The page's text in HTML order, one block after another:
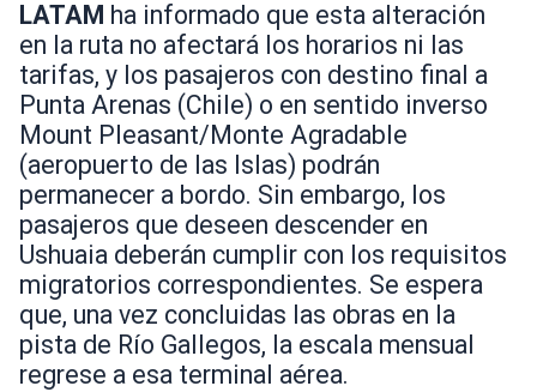
LATAM ha informado que esta alteración
en la ruta no afectará los horarios ni las
tarifas, y los pasajeros con destino final a
Punta Arenas (Chile) o en sentido inverso
Mount Pleasant/Monte Agradable
(aeropuerto de las Islas) podrán
permanecer a bordo. Sin embargo, los
pasajeros que deseen descender en
Ushuaia deberán cumplir con los requisitos
migratorios correspondientes. Se espera
que, una vez concluidas las obras en la
pista de Río Gallegos, la escala mensual
regrese a esa terminal aérea.